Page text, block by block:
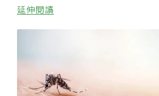
延伸閱讀